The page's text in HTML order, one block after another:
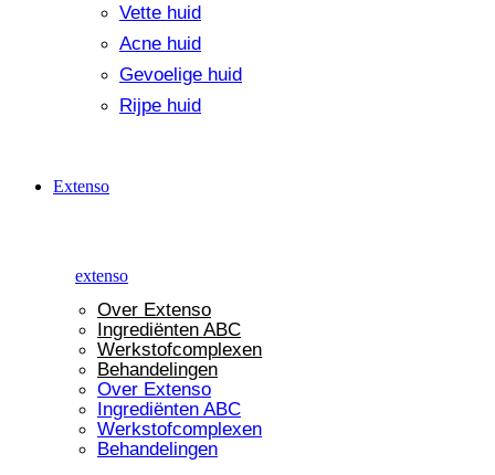
Vette huid
Acne huid
Gevoelige huid
Rijpe huid
Extenso
extenso
Over Extenso
Ingrediënten ABC
Werkstofcomplexen
Behandelingen
Over Extenso
Ingrediënten ABC
Werkstofcomplexen
Behandelingen